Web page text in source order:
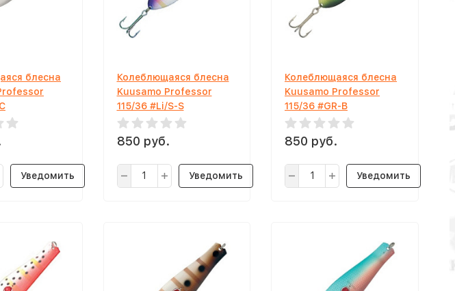
блесна
Уведомить
Колеблющаяся блесна
Kuusamo Professor
115/36 #Li/S-S
850 руб.
Уведомить
Колеблющаяся блесна
Kuusamo Professor
115/36 #GR-B
850 руб.
Уведомить